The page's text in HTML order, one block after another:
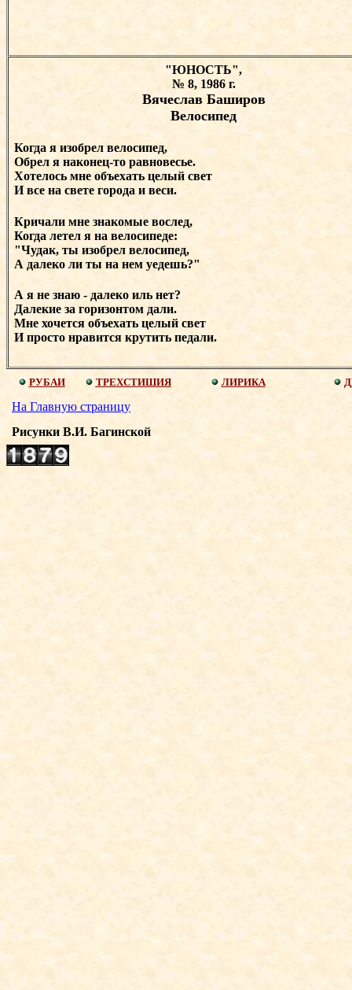
"ЮНОСТЬ",
№ 8, 1986 г.
Вячеслав Баширов
Велосипед
Когда я изобрел велосипед,
Обрел я наконец-то равновесье.
Хотелось мне объехать целый свет
И все на свете города и веси.
Кричали мне знакомые вослед,
Когда летел я на велосипеде:
"Чудак, ты изобрел велосипед,
А далеко ли ты на нем уедешь?"
А я не знаю - далеко иль нет?
Далекие за горизонтом дали.
Мне хочется объехать целый свет
И просто нравится крутить педали.
РУБАИ ТРЕХСТИШИЯ ЛИРИКА
На Главную страницу
Рисунки В.И. Багинской